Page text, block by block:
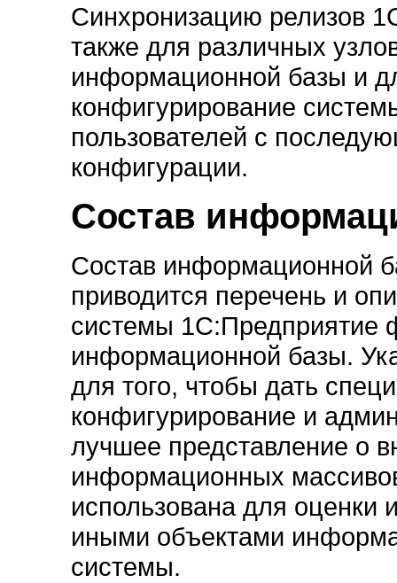
Синхронизацию релизов
также для различных
информационной базы и
конфигурирование
пользователей с
конфигурации.
Состав
Состав информационной
приводится перечень и
системы 1С:Предприятие
информационной базы.
для того, чтобы дать
конфигурирование и
лучшее представление о
информационных
использована для оценки
иными объектами
системы.